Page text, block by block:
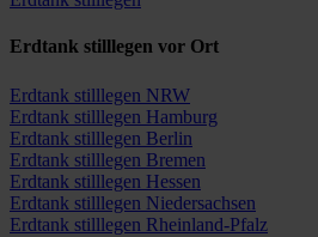
Erdtank stilllegen vor Ort
Erdtank stilllegen NRW
Erdtank stilllegen Hamburg
Erdtank stilllegen Berlin
Erdtank stilllegen Bremen
Erdtank stilllegen Hessen
Erdtank stilllegen Niedersachsen
Erdtank stilllegen Rheinland-Pfalz